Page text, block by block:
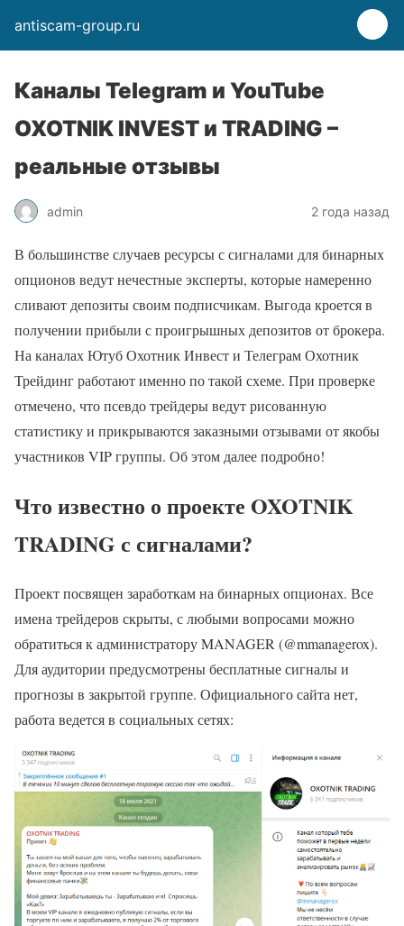
antiscam-group.ru
Каналы Telegram и YouTube
OXOTNIK INVEST и TRADING –
реальные отзывы
admin 2 года назад
В большинстве случаев ресурсы с сигналами для бинарных
опционов ведут нечестные эксперты, которые намеренно
сливают депозиты своим подписчикам. Выгода кроется в
получении прибыли с проигрышных депозитов от брокера.
На каналах Ютуб Охотник Инвест и Телеграм Охотник
Трейдинг работают именно по такой схеме. При проверке
отмечено, что псевдо трейдеры ведут рисованную
статистику и прикрываются заказными отзывами от якобы
участников VIP группы. Об этом далее подробно!
Что известно о проекте OXOTNIK
TRADING с сигналами?
Проект посвящен заработкам на бинарных опционах. Все
имена трейдеров скрыты, с любыми вопросами можно
обратиться к администратору MANAGER (@mmanagerox).
Для аудитории предусмотрены бесплатные сигналы и
прогнозы в закрытой группе. Официального сайта нет,
работа ведется в социальных сетях: